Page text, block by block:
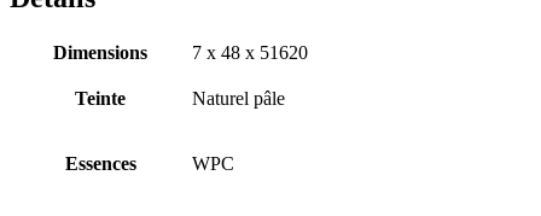
Dimensions 7 x 48 x 51620
Teinte Naturel pâle
Essences WPC